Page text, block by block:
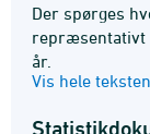
Der spørges
repræsentativt
år.
Vis hele